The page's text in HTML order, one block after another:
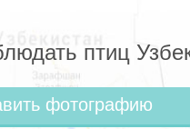
птиц
фотографию